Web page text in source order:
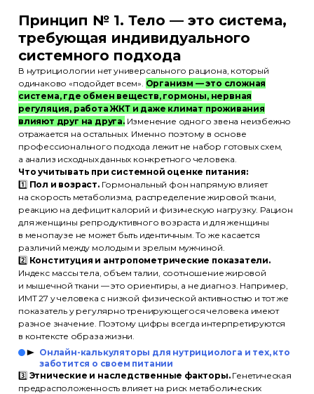
Принцип № 1. Тело — это система,
требующая индивидуального
системного подхода
В нутрициологии нет универсального рациона, который
одинаково «подойдет всем». Организм — это сложная
система, где обмен веществ, гормоны, нервная
регуляция, работа ЖКТ и даже климат проживания
влияют друг на друга.Изменение одного звена неизбежно
отражается на остальных. Именно поэтому в основе
профессионального подхода лежит не набор готовых схем,
а анализ исходных данных конкретного человека.
Что учитывать при системной оценке питания:
1️⃣ Пол и возраст.Гормональный фон напрямую влияет
на скорость метаболизма, распределение жировой ткани,
реакцию на дефицит калорий и физическую нагрузку. Рацион
для женщины репродуктивного возраста и для женщины
в менопаузе не может быть идентичным. То же касается
различий между молодым и зрелым мужчиной.
2️⃣ Конституция и антропометрические показатели.
Индекс массы тела, объем талии, соотношение жировой
и мышечной ткани — это ориентиры, а не диагноз. Например,
ИМТ 27 у человека с низкой физической активностью и тот же
показатель у регулярно тренирующегося человека имеют
разное значение. Поэтому цифры всегда интерпретируются
в контексте образа жизни.
Онлайн-калькуляторы для нутрициолога и тех, кто
заботится о своем питании
3️⃣ Этнические и наследственные факторы.Генетическая
предрасположенность влияет на риск метаболических